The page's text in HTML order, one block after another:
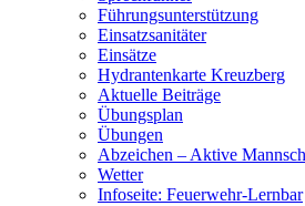
Führungsunterstützung
Einsatzsanitäter
Einsätze
Hydrantenkarte Kreuzberg
Aktuelle Beiträge
Übungsplan
Übungen
Abzeichen – Aktive
Wetter
Infoseite: Feuerwehr-Lernbar